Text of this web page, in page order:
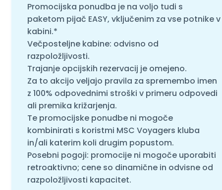
Promocijska ponudba je na voljo tudi s
paketom pijač EASY, vključenim za vse potnike v
kabini.*
Večposteljne kabine: odvisno od
razpoložljivosti.
Trajanje opcijskih rezervacij je omejeno.
Za to akcijo veljajo pravila za spremembo imen
z 100% odpovednimi stroški v primeru odpovedi
ali premika križarjenja.
Te promocijske ponudbe ni mogoče
kombinirati s koristmi MSC Voyagers kluba
in/ali katerim koli drugim popustom.
Posebni pogoji: promocije ni mogoče uporabiti
retroaktivno; cene so dinamične in odvisne od
razpoložljivosti kapacitet.